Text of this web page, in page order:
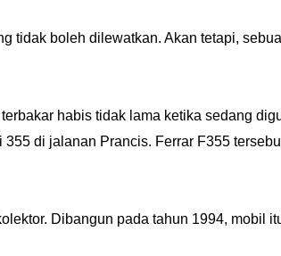
tidak boleh dilewatkan. Akan tetapi,
habis tidak lama ketika sedang
di jalanan Prancis. Ferrar F355
Dibangun pada tahun 1994, mobil